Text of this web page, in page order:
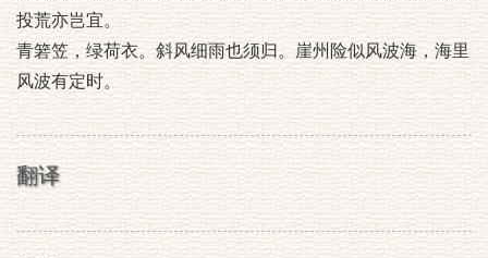
投荒亦岂宜。
青箬笠，绿荷衣。斜风细雨也须归。崖州险似风波海，海里
风波有定时。
翻译